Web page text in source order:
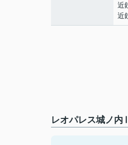
近
近
レオパレス城ノ